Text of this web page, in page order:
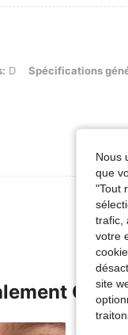
Spécifications générales:
D Spécifications
Nous
que
"Tout
trafic,
votre
site